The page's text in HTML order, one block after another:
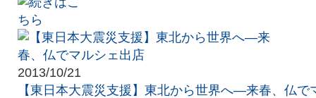
2013/10/21
【東日本大震災支援】東北から世界へ―来春、仏で